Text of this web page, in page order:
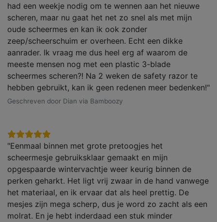
had een weekje nodig om te wennen aan het nieuwe
scheren, maar nu gaat het net zo snel als met mijn
oude scheermes en kan ik ook zonder
zeep/scheerschuim er overheen. Echt een dikke
aanrader. Ik vraag me dus heel erg af waarom de
meeste mensen nog met een plastic 3-blade
scheermes scheren?! Na 2 weken de safety razor te
hebben gebruikt, kan ik geen redenen meer bedenken!"
Geschreven door Dian via Bamboozy
"Eenmaal binnen met grote pretoogjes het
scheermesje gebruiksklaar gemaakt en mijn
opgespaarde wintervachtje weer keurig binnen de
perken geharkt. Het ligt vrij zwaar in de hand vanwege
het materiaal, en ik ervaar dat als heel prettig. De
mesjes zijn mega scherp, dus je word zo zacht als een
molrat. En je hebt inderdaad een stuk minder